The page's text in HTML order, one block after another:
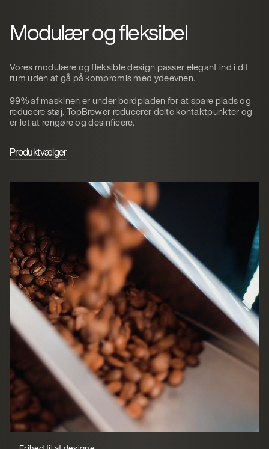
Modulær og fleksibel
Vores modulære og fleksible design passer elegant ind i dit
rum uden at gå på kompromis med ydeevnen.
99% af maskinen er under bordpladen for at spare plads og
reducere støj. TopBrewer reducerer delte kontaktpunkter og
er let at rengøre og desinficere.
Produktvælger